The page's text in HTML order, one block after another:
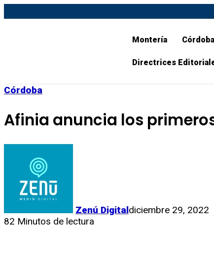
Montería Córdoba
Directrices
Córdoba
Afinia anuncia los
Zenú Digitaldiciembre 29, 2022
82 Minutos de lectura